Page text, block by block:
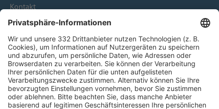
Kontakt
HÄUFIG BESUCHTE SEITEN
Pässe und Vereinswechsel
Trainerausbildung
Schulungsangebot Vereinsmitarbeiter
BFV-Geschäftsstellen